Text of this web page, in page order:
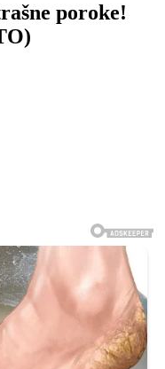
poroke!